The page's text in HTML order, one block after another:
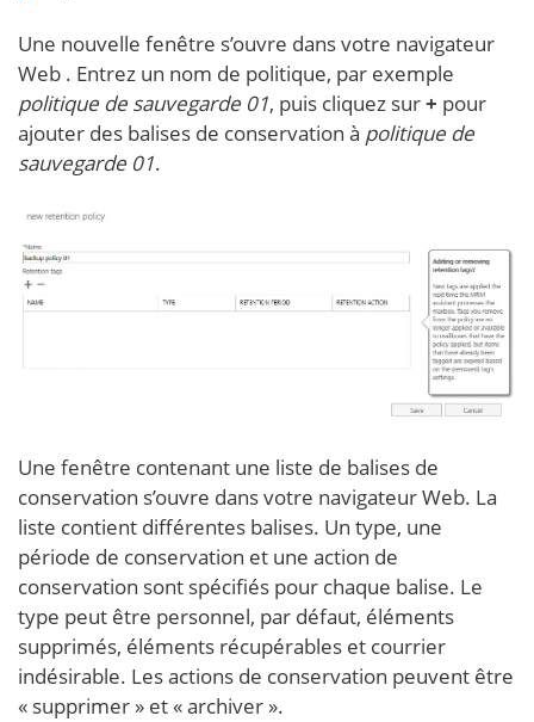
Une nouvelle fenêtre s’ouvre dans votre navigateur
Web . Entrez un nom de politique, par exemple
politique de sauvegarde 01, puis cliquez sur+ pour
ajouter des balises de conservation à politique de
sauvegarde 01.
Une fenêtre contenant une liste de balises de
conservation s’ouvre dans votre navigateur Web. La
liste contient différentes balises. Un type, une
période de conservation et une action de
conservation sont spécifiés pour chaque balise. Le
type peut être personnel, par défaut, éléments
supprimés, éléments récupérables et courrier
indésirable. Les actions de conservation peuvent être
« supprimer » et « archiver ».